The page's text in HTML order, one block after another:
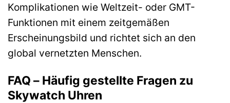
Komplikationen wie Weltzeit- oder GMT-
Funktionen mit einem zeitgemäßen
Erscheinungsbild und richtet sich an den
global vernetzten Menschen.
FAQ – Häufig gestellte Fragen zu
Skywatch Uhren